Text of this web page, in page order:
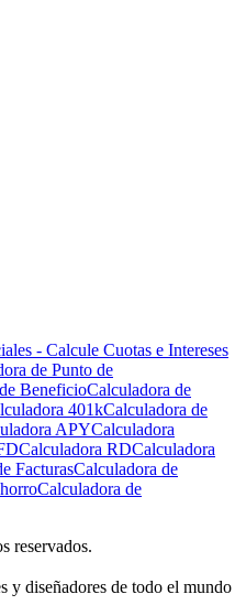
- Calcule Cuotas e Intereses
de Punto de
BeneficioCalculadora de
401kCalculadora de
APYCalculadora
Calculadora RDCalculadora
FacturasCalculadora de
Calculadora de
reservados.
y diseñadores de todo el mundo